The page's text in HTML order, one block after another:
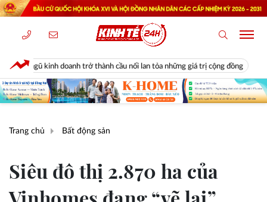
trở thành cầu nối lan tỏa những giá trị cộng đồng Diễn biến bất
Trang chủ Bất động sản
Siêu đô thị 2.870 ha của